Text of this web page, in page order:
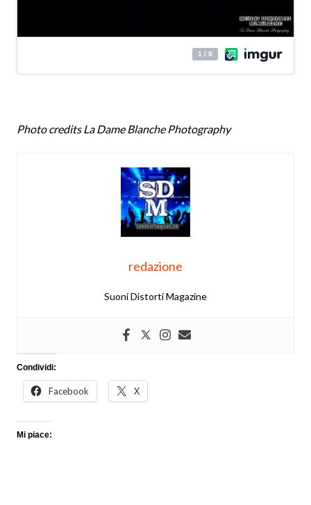
Photo credits La Dame Blanche Photography
redazione
Suoni Distorti Magazine
Condividi:
Facebook X
Mi piace: